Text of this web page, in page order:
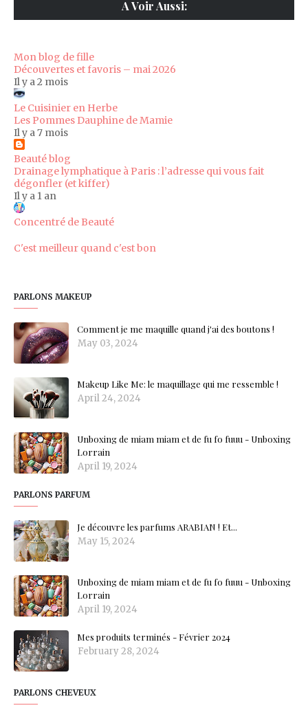
A Voir Aussi:
Mon blog de fille
Découvertes et favoris – mai 2026
Il y a 2 mois
Le Cuisinier en Herbe
Les Pommes Dauphine de Mamie
Il y a 7 mois
Beauté blog
Drainage lymphatique à Paris : l’adresse qui vous fait
dégonfler (et kiffer)
Il y a 1 an
Concentré de Beauté
C'est meilleur quand c'est bon
PARLONS MAKEUP
Comment je me maquille quand j'ai des boutons !
May 03, 2024
Makeup Like Me: le maquillage qui me ressemble !
April 24, 2024
Unboxing de miam miam et de fu fo fuuu - Unboxing
Lorrain
April 19, 2024
PARLONS PARFUM
Je découvre les parfums ARABIAN ! Et...
May 15, 2024
Unboxing de miam miam et de fu fo fuuu - Unboxing
Lorrain
April 19, 2024
Mes produits terminés - Février 2024
February 28, 2024
PARLONS CHEVEUX